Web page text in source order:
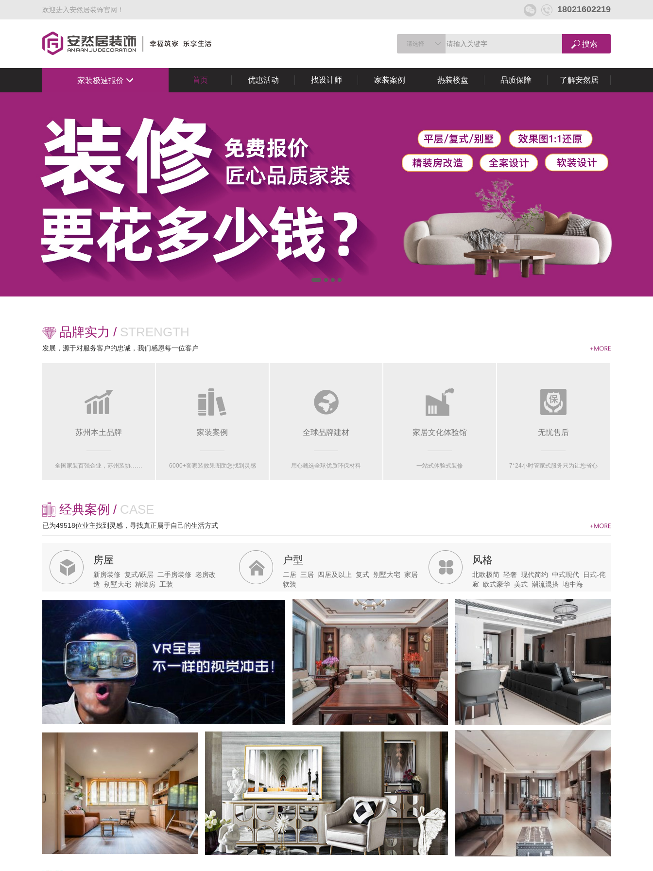
欢迎进入安然居装饰官网！ 18021602219
请选择
家装极速报价 首页 优惠活动 找设计师 家装案例 热装楼盘 品质保障 了解安然居
品牌实力 / STRENGTH
发展，源于对服务客户的忠诚，我们感恩每一位客户
苏州本土品牌
全国家装百强企业，苏州装协……
家装案例
6000+套家装效果图助您找到灵感
全球品牌建材
用心甄选全球优质环保材料
家居文化体验馆
一站式体验式装修
无忧售后
7*24小时管家式服务只为让您省心
经典案例 / CASE
已为49518位业主找到灵感，寻找真正属于自己的生活方式
房屋
新房装修 复式/跃层 二手房装修 老房改
造
别墅大宅 精装房 工装
户型
二居 三居 四居及以上 复式 别墅大宅 家居
软装
风格
北欧极简 轻奢 现代简约 中式现代
日式-侘
寂
欧式豪华 美式 潮流混搭 地中海